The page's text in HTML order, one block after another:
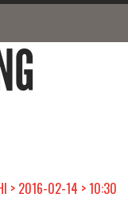
> 2016-02-14 > 10:30